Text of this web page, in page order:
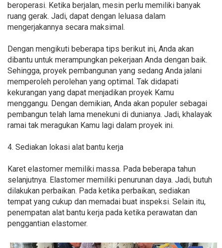
beroperasi. Ketika berjalan, mesin perlu memiliki banyak
ruang gerak. Jadi, dapat dengan leluasa dalam
mengerjakannya secara maksimal.
Dengan mengikuti beberapa tips berikut ini, Anda akan
dibantu untuk merampungkan pekerjaan Anda dengan baik.
Sehingga, proyek pembangunan yang sedang Anda jalani
memperoleh perolehan yang optimal. Tak didapati
kekurangan yang dapat menjadikan proyek Kamu
menggangu. Dengan demikian, Anda akan populer sebagai
pembangun telah lama menekuni di dunianya. Jadi, khalayak
ramai tak meragukan Kamu lagi dalam proyek ini.
4. Sediakan lokasi alat bantu kerja
Karet elastomer memiliki massa. Pada beberapa tahun
selanjutnya. Elastomer memiliki penurunan daya. Jadi, butuh
dilakukan perbaikan. Pada ketika perbaikan, sediakan
tempat yang cukup dan memadai buat inspeksi. Selain itu,
penempatan alat bantu kerja pada ketika perawatan dan
penggantian elastomer.